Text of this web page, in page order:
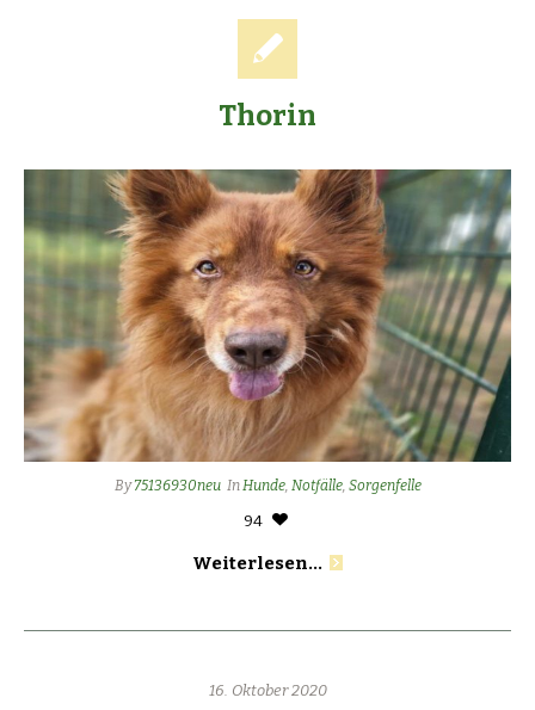
Thorin
By75136930neu In Hunde, Notfälle, Sorgenfelle
94
Weiterlesen...
16. Oktober 2020